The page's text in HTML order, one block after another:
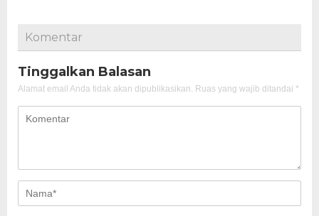
Komentar
Tinggalkan Balasan
Alamat email Anda tidak akan dipublikasikan. Ruas yang wajib ditandai *